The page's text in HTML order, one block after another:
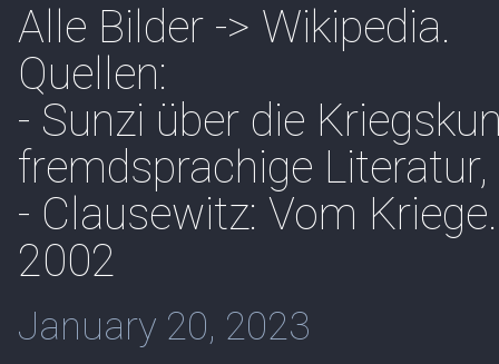
Alle Bilder -> Wikipedia.
Quellen:
- Sunzi über die
fremdsprachige
- Clausewitz: Vom
2002
January 20, 2023